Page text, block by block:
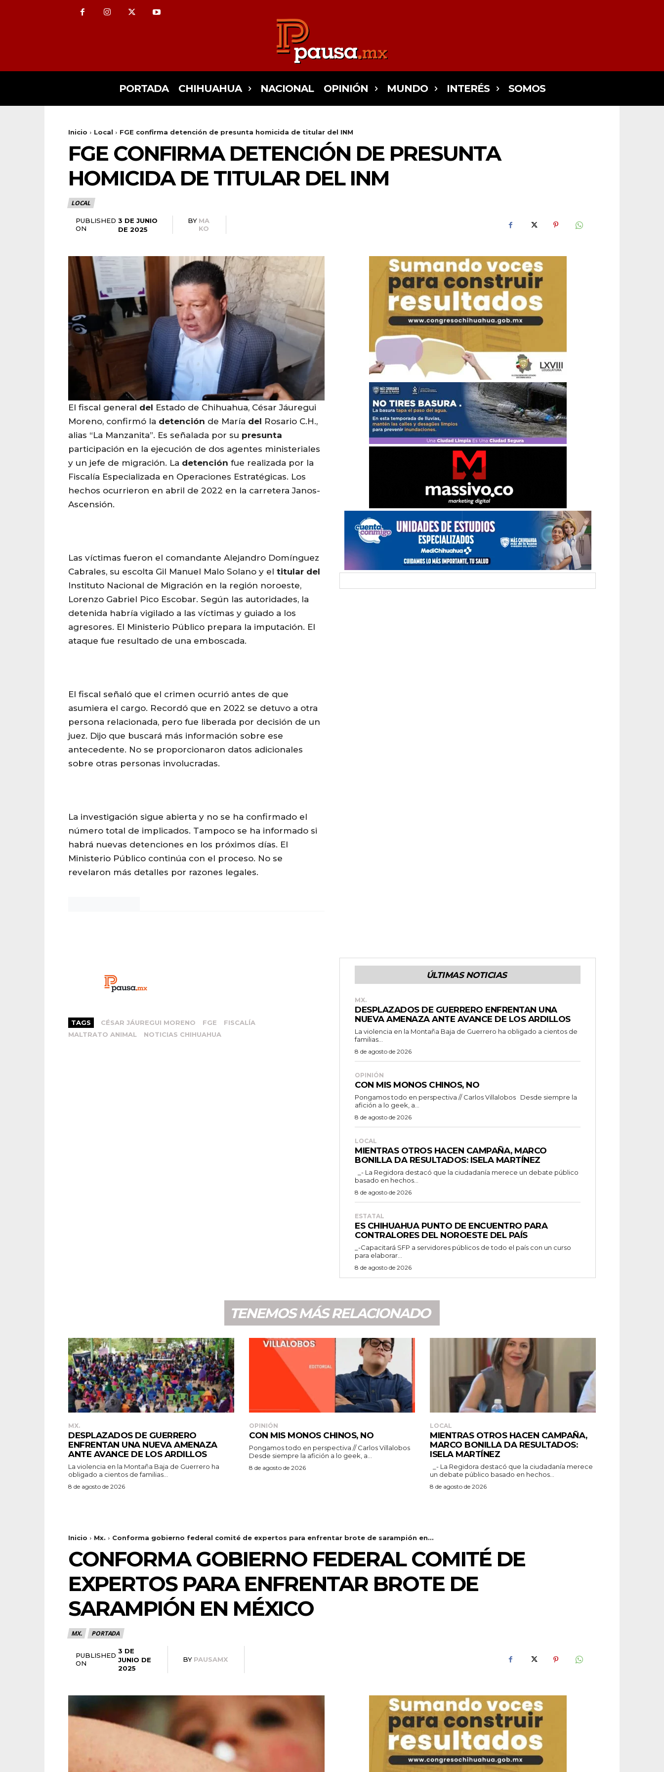
PORTADA CHIHUAHUA NACIONAL OPINIÓN MUNDO INTERÉS SOMOS
Inicio Local FGE confirma detención de presunta homicida de titular del INM
FGE CONFIRMA DETENCIÓN DE PRESUNTA
HOMICIDA DE TITULAR DEL INM
LOCAL
PUBLISHED
ON
3 DE JUNIO
DE 2025
BY MA
KO
El fiscal general del Estado de Chihuahua, César Jáuregui
Moreno, confirmó la detención de María del Rosario C.H.,
alias “La Manzanita”. Es señalada por su presunta
participación en la ejecución de dos agentes ministeriales
y un jefe de migración. La detención fue realizada por la
Fiscalía Especializada en Operaciones Estratégicas. Los
hechos ocurrieron en abril de 2022 en la carretera Janos-
Ascensión.
Las víctimas fueron el comandante Alejandro Domínguez
Cabrales, su escolta Gil Manuel Malo Solano y el titular del
Instituto Nacional de Migración en la región noroeste,
Lorenzo Gabriel Pico Escobar. Según las autoridades, la
detenida habría vigilado a las víctimas y guiado a los
agresores. El Ministerio Público prepara la imputación. El
ataque fue resultado de una emboscada.
El fiscal señaló que el crimen ocurrió antes de que
asumiera el cargo. Recordó que en 2022 se detuvo a otra
persona relacionada, pero fue liberada por decisión de un
juez. Dijo que buscará más información sobre ese
antecedente. No se proporcionaron datos adicionales
sobre otras personas involucradas.
La investigación sigue abierta y no se ha confirmado el
número total de implicados. Tampoco se ha informado si
habrá nuevas detenciones en los próximos días. El
Ministerio Público continúa con el proceso. No se
revelaron más detalles por razones legales.
TAGS CÉSAR JÁUREGUI MORENO FGE
FISCALÍA
MALTRATO ANIMAL
NOTICIAS CHIHUAHUA
ÚLTIMAS NOTICIAS
MX.
DESPLAZADOS DE GUERRERO ENFRENTAN UNA
NUEVA AMENAZA ANTE AVANCE DE LOS ARDILLOS
La violencia en la Montaña Baja de Guerrero ha obligado a cientos de
familias...
8 de agosto de 2026
OPINIÓN
CON MIS MONOS CHINOS, NO
Pongamos todo en perspectiva // Carlos Villalobos Desde siempre la
afición a lo geek, a...
8 de agosto de 2026
LOCAL
MIENTRAS OTROS HACEN CAMPAÑA, MARCO
BONILLA DA RESULTADOS: ISELA MARTÍNEZ
basado en hechos...
8 de agosto de 2026
ESTATAL
ES CHIHUAHUA PUNTO DE ENCUENTRO PARA
CONTRALORES DEL NOROESTE DEL PAÍS
_-Capacitará SFP a servidores públicos de todo el país con un curso
para elaborar...
8 de agosto de 2026
TENEMOS MÁS RELACIONADO
MX.
DESPLAZADOS DE GUERRERO
ENFRENTAN UNA NUEVA AMENAZA
ANTE AVANCE DE LOS ARDILLOS
La violencia en la Montaña Baja de Guerrero ha
obligado a cientos de familias...
8 de agosto de 2026
OPINIÓN
CON MIS MONOS CHINOS, NO
Pongamos todo en perspectiva // Carlos Villalobos
Desde siempre la afición a lo geek, a...
8 de agosto de 2026
LOCAL
MIENTRAS OTROS HACEN CAMPAÑA,
MARCO BONILLA DA RESULTADOS:
ISELA MARTÍNEZ
un debate público basado en hechos...
8 de agosto de 2026